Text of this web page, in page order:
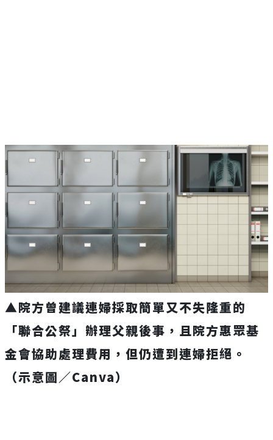
▲院方曾建議連婦採取簡單又不失隆重的
「聯合公祭」辦理父親後事，且院方惠眾基
金會協助處理費用，但仍遭到連婦拒絕。
（示意圖／Canva）